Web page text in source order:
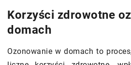
Korzyści zdrowotne
domach
Ozonowanie w domach to